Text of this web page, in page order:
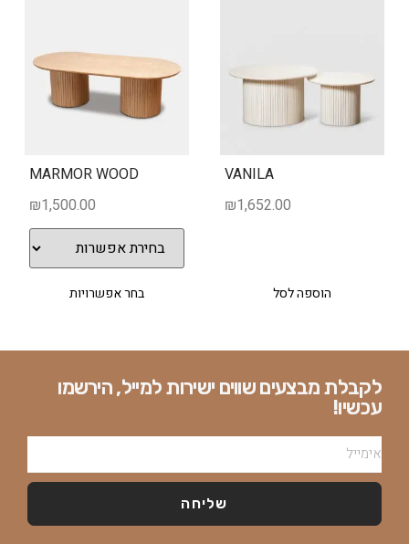
VANILA
₪1,652.00
הוספה לסל
MARMOR WOOD
₪1,500.00
בחר אפשרויות
לקבלת מבצעים שווים ישירות למייל, הירשמו
עכשיו!
שליחה